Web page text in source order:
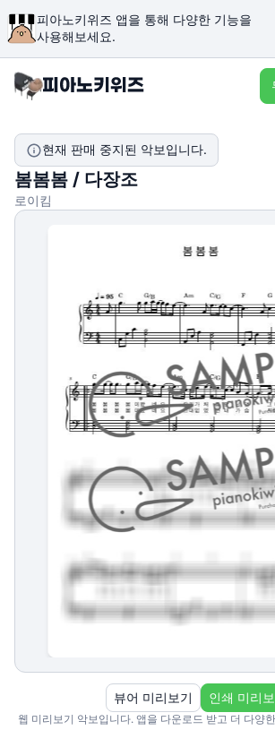
피아노키위즈 앱을 통해 다양한 기능을
사용해보세요.
현재 판매 중지된 악보입니다.
봄봄봄 / 다장조
로이킴
웹 미리보기 악보입니다. 앱을 다운로드 받고 더 다양
뷰어 미리보기 인쇄 미리